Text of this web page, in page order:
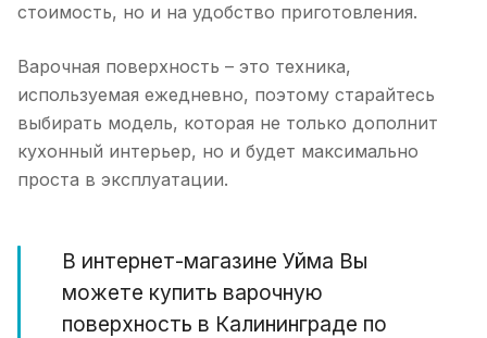
стоимость, но и на удобство приготовления.
Варочная поверхность – это техника,
используемая ежедневно, поэтому старайтесь
выбирать модель, которая не только дополнит
кухонный интерьер, но и будет максимально
проста в эксплуатации.
В интернет-магазине Уйма Вы
можете купить варочную
поверхность в Калининграде по